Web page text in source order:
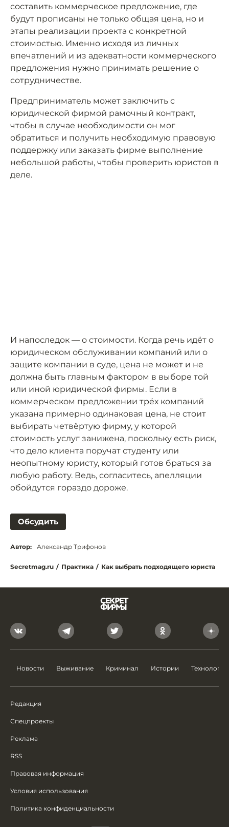
составить коммерческое предложение, где
будут прописаны не только общая цена, но и
этапы реализации проекта с конкретной
стоимостью. Именно исходя из личных
впечатлений и из адекватности коммерческого
предложения нужно принимать решение о
сотрудничестве.
Предприниматель может заключить с
юридической фирмой рамочный контракт,
чтобы в случае необходимости он мог
обратиться и получить необходимую правовую
поддержку или заказать фирме выполнение
небольшой работы, чтобы проверить юристов в
деле.
И напоследок — о стоимости. Когда речь идёт о
юридическом обслуживании компаний или о
защите компании в суде, цена не может и не
должна быть главным фактором в выборе той
или иной юридической фирмы. Если в
коммерческом предложении трёх компаний
указана примерно одинаковая цена, не стоит
выбирать четвёртую фирму, у которой
стоимость услуг занижена, поскольку есть риск,
что дело клиента поручат студенту или
неопытному юристу, который готов браться за
любую работу. Ведь, согласитесь, апелляции
обойдутся гораздо дороже.
Обсудить
Автор: Александр Трифонов
Secretmag.ru / Практика / Как выбрать подходящего юриста
Новости Выживание Криминал Истории Технологии
Редакция
Спецпроекты
Реклама
RSS
Правовая информация
Условия использования
Политика конфиденциальности